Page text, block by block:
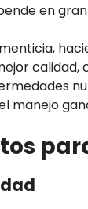
en
calidad,
manejo